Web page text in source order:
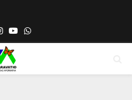
Instagram
YoutubeWhatsapp